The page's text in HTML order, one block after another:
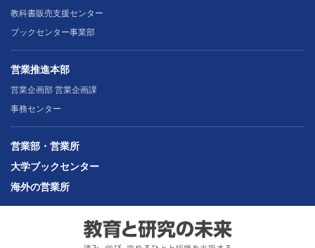
教科書販売支援センター
ブックセンター事業部
営業推進本部
営業企画部 営業企画課
事務センター
営業部・営業所
大学ブックセンター
海外の営業所